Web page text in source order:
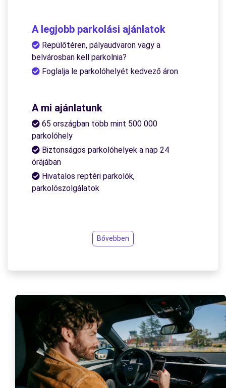
A legjobb parkolási ajánlatok
Repülőtéren, pályaudvaron vagy a
belvárosban kell parkolnia?
Foglalja le parkolóhelyét kedvező áron
A mi ajánlatunk
65 országban több mint 500 000
parkolóhely
Biztonságos parkolóhelyek a nap 24
órájában
Hivatalos reptéri parkolók,
parkolószolgálatok
Bővebben